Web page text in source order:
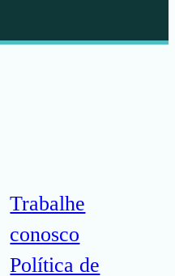
Trabalhe
conosco
Política de